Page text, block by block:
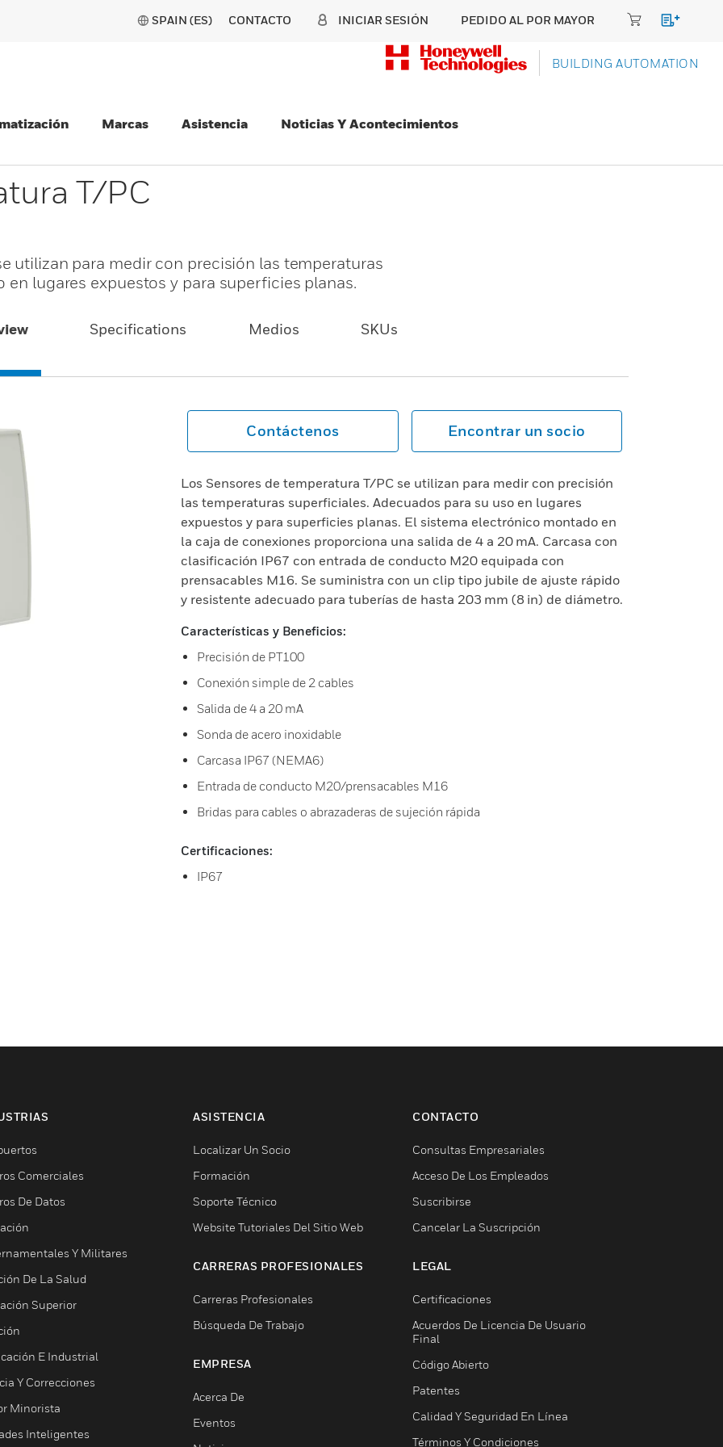
SPAIN (ES) CONTACTO INICIAR SESIÓN PEDIDO AL POR MAYOR
BUILDING AUTOMATION
Marcas Asistencia Noticias Y Acontecimientos
T/PC
utilizan para medir con precisión las temperaturas
en lugares expuestos y para superficies planas.
Specifications Medios SKUs
Contáctenos Encontrar un socio
Los Sensores de temperatura T/PC se utilizan para medir con precisión
las temperaturas superficiales. Adecuados para su uso en lugares
expuestos y para superficies planas. El sistema electrónico montado en
la caja de conexiones proporciona una salida de 4 a 20 mA. Carcasa con
clasificación IP67 con entrada de conducto M20 equipada con
prensacables M16. Se suministra con un clip tipo jubile de ajuste rápido
y resistente adecuado para tuberías de hasta 203 mm (8 in) de diámetro.
Características y Beneficios:
Precisión de PT100
Conexión simple de 2 cables
Salida de 4 a 20 mA
Sonda de acero inoxidable
Carcasa IP67 (NEMA6)
Entrada de conducto M20/prensacables M16
Bridas para cables o abrazaderas de sujeción rápida
Certificaciones:
IP67
Comerciales
De Datos
Y Militares
De La Salud
Superior
E Industrial
Y Correcciones
Minorista
Inteligentes
ASISTENCIA
Localizar Un Socio
Formación
Soporte Técnico
Website Tutoriales Del Sitio Web
CARRERAS PROFESIONALES
Carreras Profesionales
Búsqueda De Trabajo
EMPRESA
Acerca De
Eventos
CONTACTO
Consultas Empresariales
Acceso De Los Empleados
Suscribirse
Cancelar La Suscripción
LEGAL
Certificaciones
Acuerdos De Licencia De Usuario
Final
Código Abierto
Patentes
Calidad Y Seguridad En Línea
Términos Y Condiciones